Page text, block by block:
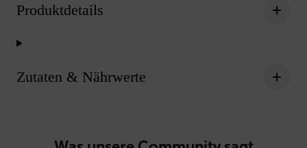
Produktdetails
Zutaten & Nährwerte